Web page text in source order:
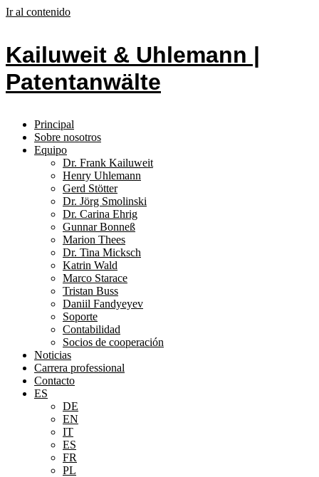
Ir al contenido
Kailuweit & Uhlemann |
Patentanwälte
Principal
Sobre nosotros
Equipo
Dr. Frank Kailuweit
Henry Uhlemann
Gerd Stötter
Dr. Jörg Smolinski
Dr. Carina Ehrig
Gunnar Bonneß
Marion Thees
Dr. Tina Micksch
Katrin Wald
Marco Starace
Tristan Buss
Daniil Fandyeyev
Soporte
Contabilidad
Socios de cooperación
Noticias
Carrera professional
Contacto
ES
DE
EN
IT
ES
FR
PL